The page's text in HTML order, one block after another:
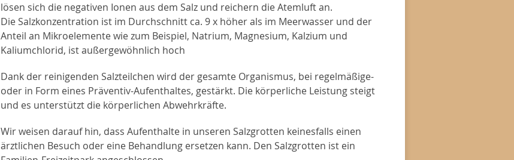
lösen sich die negativen Ionen aus dem Salz und reichern die Atemluft an.
Die Salzkonzentration ist im Durchschnitt ca. 9 x höher als im Meerwasser und der
Anteil an Mikroelemente wie zum Beispiel, Natrium, Magnesium, Kalzium und
Kaliumchlorid, ist außergewöhnlich hoch
Dank der reinigenden Salzteilchen wird der gesamte Organismus, bei regelmäßige-
oder in Form eines Präventiv-Aufenthaltes, gestärkt. Die körperliche Leistung steigt
und es unterstützt die körperlichen Abwehrkräfte.
Wir weisen darauf hin, dass Aufenthalte in unseren Salzgrotten keinesfalls einen
ärztlichen Besuch oder eine Behandlung ersetzen kann. Den Salzgrotten ist ein